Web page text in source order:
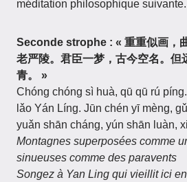
méditation philosophique suivante.
Seconde strophe : « 重重似画，
老严陵。君臣一梦，古今空名。但
青。 »
Chóng chóng sì huà, qū qū rú
lǎo Yán Líng. Jūn chén yī mèng,
yuǎn shān cháng, yún shān luàn,
Montagnes superposées comme
sinueuses comme des paravents
Songez à Yan Ling qui vieillit ici